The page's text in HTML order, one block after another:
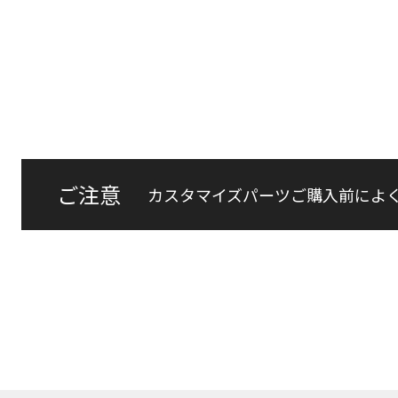
ご注意 カスタマイズパーツご購入前によ